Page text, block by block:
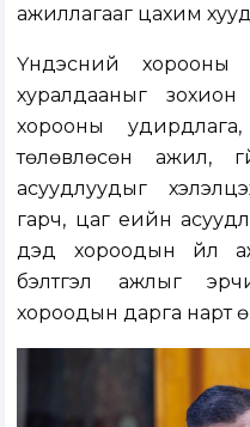
ажиллагааг цахим
Үндэсний хорооны
хуралдааныг
хорооны удирдлага,
төлөвлөсөн ажил,
асуудлуудыг
гарч, цаг үеийн
дэд хороодын үйл
бэлтгэл ажлыг
хороодын дарга нарт